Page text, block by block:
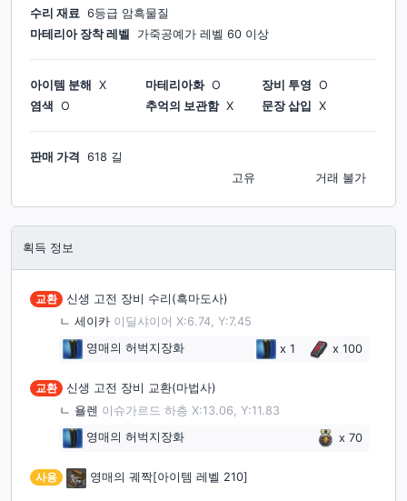
수리 재료 6등급 암흑물질
마테리아 장착 레벨
가죽공예가 레벨 60 이상
아이템 분해 X 마테리아화 O 장비 투영 O
염색
O 추억의 보관함 X 문장 삽입 X
판매 가격
618 길
거래 불가
고유
획득 정보
교환
신생 고전 장비 수리(흑마도사)
ㄴ 세이카 이딜샤이어 X:6.74, Y:7.45
영매의 허벅지장화
x 1 x 100
교환
신생 고전 장비 교환(마법사)
ㄴ 욜렌 이슈가르드 하층 X:13.06, Y:11.83
영매의 허벅지장화
x 70
사용 영매의 궤짝[아이템 레벨 210]